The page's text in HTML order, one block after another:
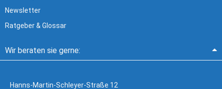
Newsletter
Ratgeber & Glossar
Wir beraten sie gerne:
Hanns-Martin-Schleyer-Straße 12